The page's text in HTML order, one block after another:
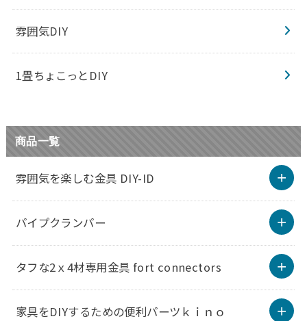
雰囲気DIY
1畳ちょこっとDIY
商品一覧
雰囲気を楽しむ金具 DIY-ID
パイプクランパー
タフな2ｘ4材専用金具 fort connectors
家具をDIYするための便利パーツｋｉｎｏ